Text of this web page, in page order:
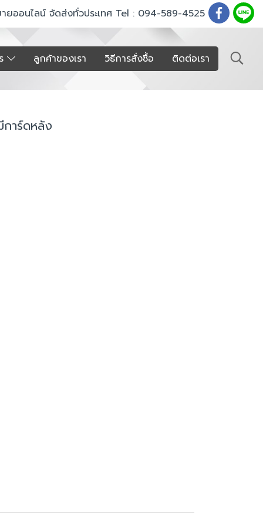
ยออนไลน์ จัดส่งทั่วประเทศ Tel : 094-589-4525
ลูกค้าของเรา วิธีการสั่งซื้อ ติดต่อเรา
การ์ดหลัง